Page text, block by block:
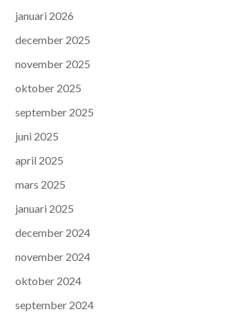
januari 2026
december 2025
november 2025
oktober 2025
september 2025
juni 2025
april 2025
mars 2025
januari 2025
december 2024
november 2024
oktober 2024
september 2024